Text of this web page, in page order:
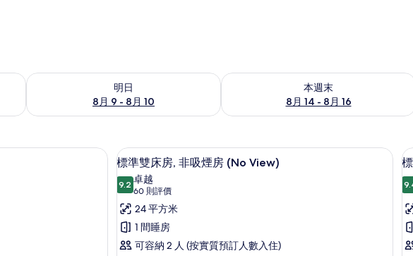
明日
8月 9 - 8月 10
查看明日 8月 9 - 8月 10的可訂空房
本週末
8月 14 - 8月 16
查看本週末 8月 14 - 8月 16的可訂空房
房內夾萬、書桌、遮光窗簾/窗簾
載
入
所
有
標
準
標準雙床房, 非吸煙房 (No View) | 羽
10
標準雙床房, 非吸煙房 (No View)
9.29.2 分，滿分 10 分
卓越
60 則評價
(60
則
評
價)
24 平方米
1 間睡房
可容納 2 人 (按實質預訂人數入住)